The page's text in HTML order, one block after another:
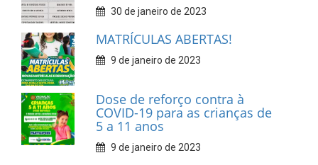
30 de janeiro de 2023
MATRÍCULAS ABERTAS!
9 de janeiro de 2023
Dose de reforço contra à
COVID-19 para as crianças de
5 a 11 anos
9 de janeiro de 2023